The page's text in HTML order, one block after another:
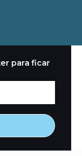
para ficar